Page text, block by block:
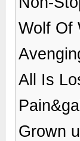
Wolf Of
All Is
Grown